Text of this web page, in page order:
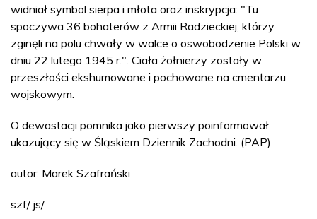
widniał symbol sierpa i młota oraz inskrypcja: "Tu
spoczywa 36 bohaterów z Armii Radzieckiej, którzy
zginęli na polu chwały w walce o oswobodzenie Polski w
dniu 22 lutego 1945 r.". Ciała żołnierzy zostały w
przeszłości ekshumowane i pochowane na cmentarzu
wojskowym.
O dewastacji pomnika jako pierwszy poinformował
ukazujący się w Śląskiem Dziennik Zachodni. (PAP)
autor: Marek Szafrański
szf/ js/